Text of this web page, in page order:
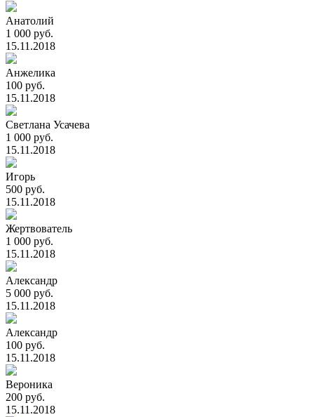
Анатолий
1 000 руб.
15.11.2018
Анжелика
100 руб.
15.11.2018
Светлана Усачева
1 000 руб.
15.11.2018
Игорь
500 руб.
15.11.2018
Жертвователь
1 000 руб.
15.11.2018
Александр
5 000 руб.
15.11.2018
Александр
100 руб.
15.11.2018
Вероника
200 руб.
15.11.2018